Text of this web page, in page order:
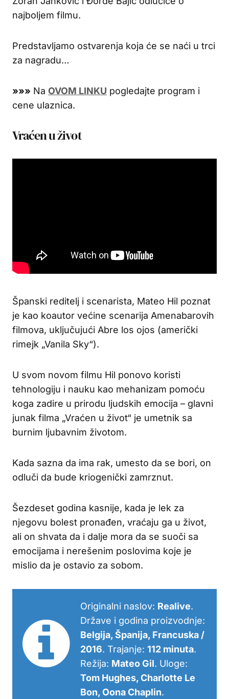
najboljem filmu.
Predstavljamo ostvarenja koja će se naći u trci
za nagradu…
»»» Na OVOM LINKU pogledajte program i
cene ulaznica.
Vraćen u život
Španski reditelj i scenarista, Mateo Hil poznat
je kao koautor većine scenarija Amenabarovih
filmova, uključujući Abre los ojos (američki
rimejk „Vanila Sky“).
U svom novom filmu Hil ponovo koristi
tehnologiju i nauku kao mehanizam pomoću
koga zadire u prirodu ljudskih emocija – glavni
junak filma „Vraćen u život“ je umetnik sa
burnim ljubavnim životom.
Kada sazna da ima rak, umesto da se bori, on
odluči da bude kriogenički zamrznut.
Šezdeset godina kasnije, kada je lek za
njegovu bolest pronađen, vraćaju ga u život,
ali on shvata da i dalje mora da se suoči sa
emocijama i nerešenim poslovima koje je
mislio da je ostavio za sobom.
Originalni naslov: Realive.
Države i godina proizvodnje:
Belgija, Španija, Francuska /
2016. Trajanje: 112 minuta.
Režija: Mateo Gil. Uloge:
Tom Hughes, Charlotte Le
Bon, Oona Chaplin.